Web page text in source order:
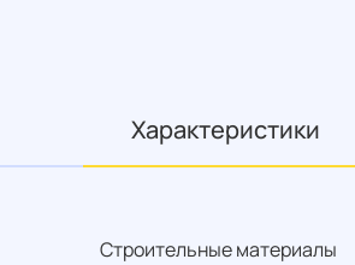
Характеристики
Строительные материалы